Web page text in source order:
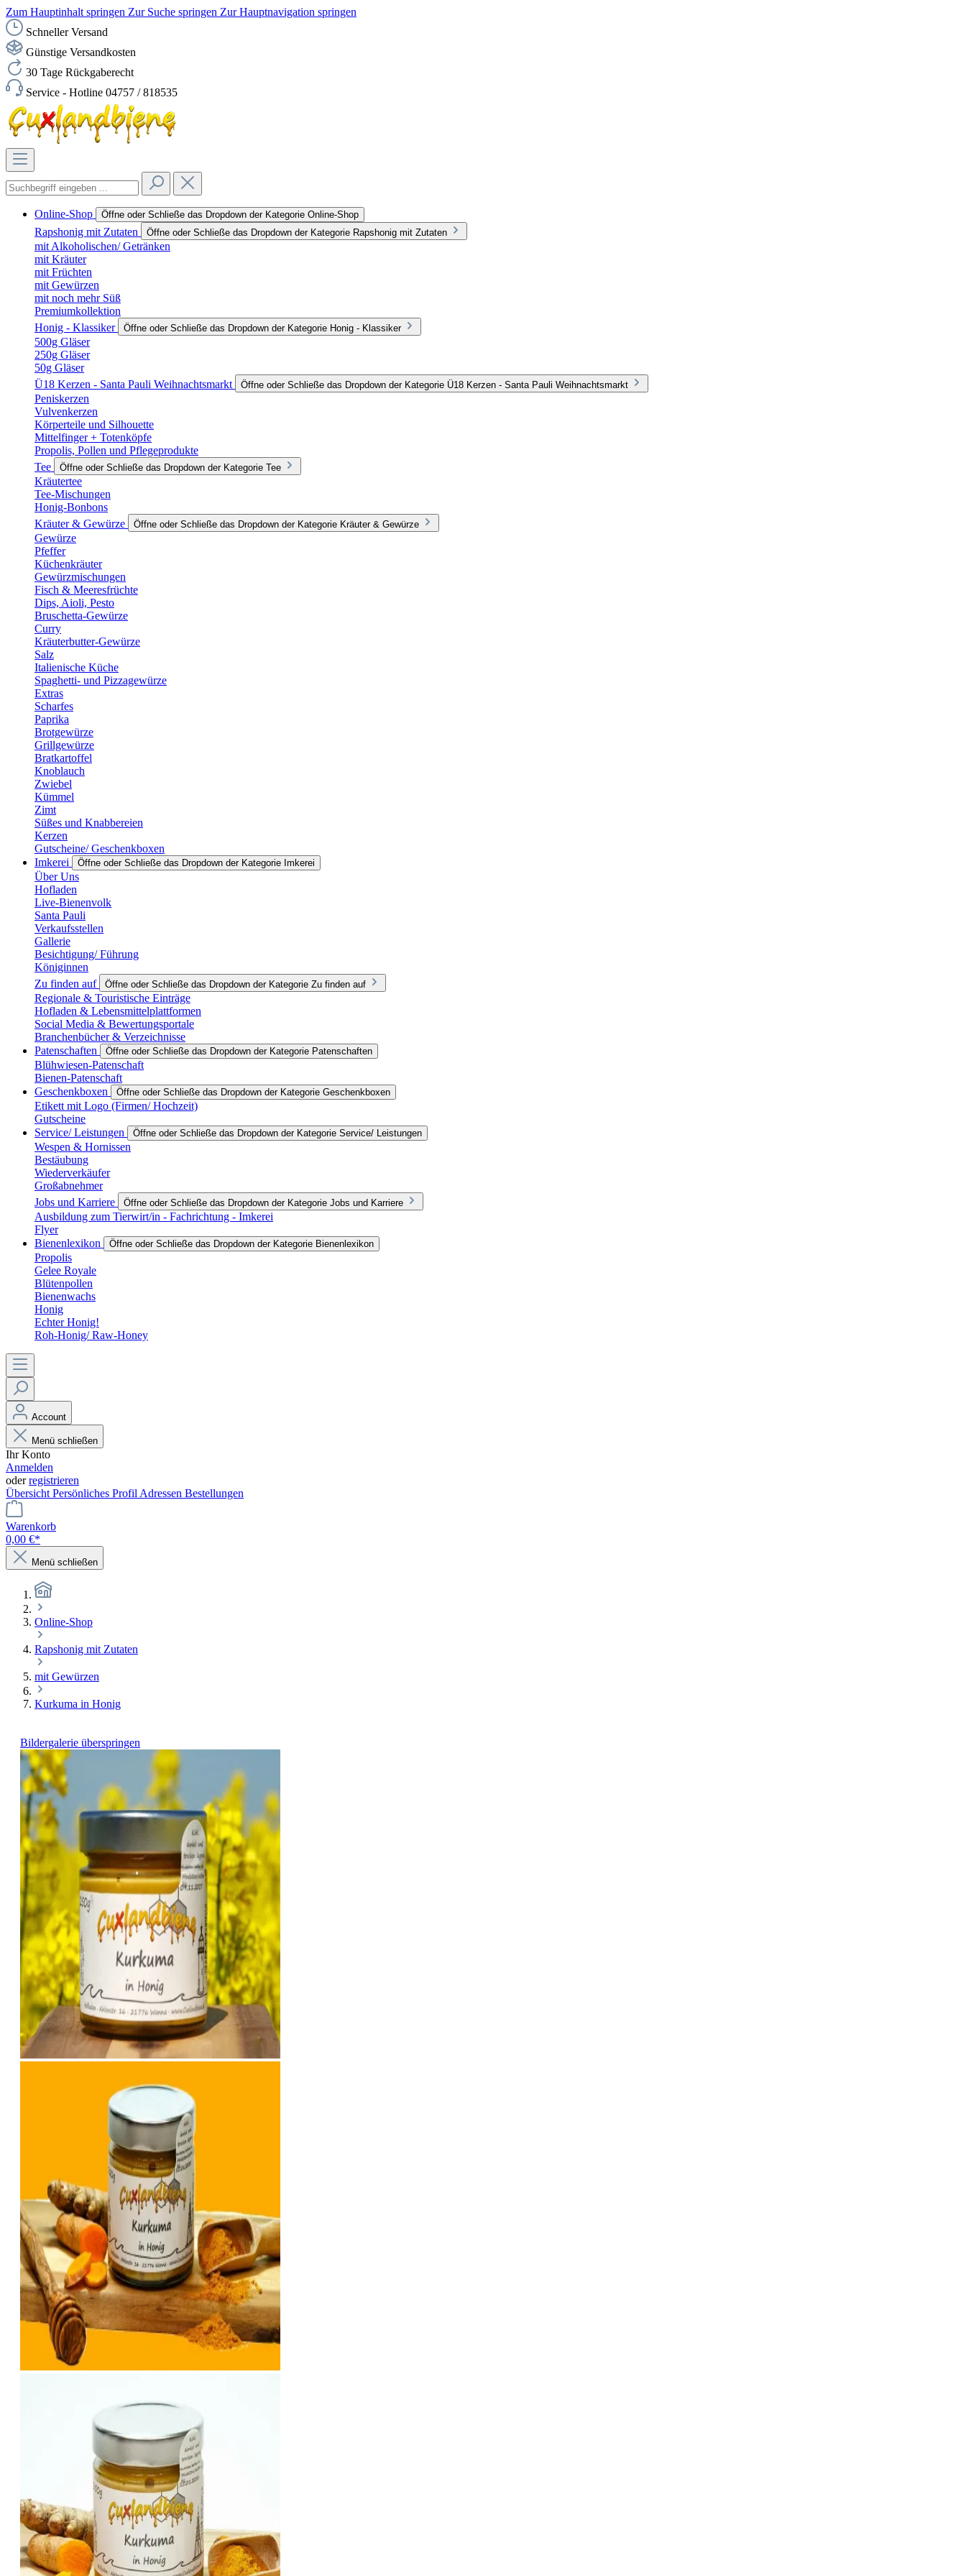
Zum Hauptinhalt springen Zur Suche springen Zur Hauptnavigation springen
Schneller Versand
Günstige Versandkosten
30 Tage Rückgaberecht
Service - Hotline 04757 / 818535
Online-Shop Öffne oder Schließe das Dropdown der Kategorie Online-Shop
Rapshonig mit Zutaten Öffne oder Schließe das Dropdown der Kategorie Rapshonig mit Zutaten
mit Alkoholischen/ Getränken
mit Kräuter
mit Früchten
mit Gewürzen
mit noch mehr Süß
Premiumkollektion
Honig - Klassiker
Öffne oder Schließe das Dropdown der Kategorie Honig - Klassiker
500g Gläser
250g Gläser
50g Gläser
Ü18 Kerzen - Santa Pauli Weihnachtsmarkt
Öffne oder Schließe das Dropdown der Kategorie Ü18 Kerzen - Santa Pauli Weihnachtsmarkt
Peniskerzen
Vulvenkerzen
Körperteile und Silhouette
Mittelfinger + Totenköpfe
Propolis, Pollen und Pflegeprodukte
Tee
Öffne oder Schließe das Dropdown der Kategorie Tee
Kräutertee
Tee-Mischungen
Honig-Bonbons
Kräuter & Gewürze
Öffne oder Schließe das Dropdown der Kategorie Kräuter & Gewürze
Gewürze
Pfeffer
Küchenkräuter
Gewürzmischungen
Fisch & Meeresfrüchte
Dips, Aioli, Pesto
Bruschetta-Gewürze
Curry
Kräuterbutter-Gewürze
Salz
Italienische Küche
Spaghetti- und Pizzagewürze
Extras
Scharfes
Paprika
Brotgewürze
Grillgewürze
Bratkartoffel
Knoblauch
Zwiebel
Kümmel
Zimt
Süßes und Knabbereien
Kerzen
Gutscheine/ Geschenkboxen
Imkerei
Öffne oder Schließe das Dropdown der Kategorie Imkerei
Über Uns
Hofladen
Live-Bienenvolk
Santa Pauli
Verkaufsstellen
Gallerie
Besichtigung/ Führung
Königinnen
Zu finden auf
Öffne oder Schließe das Dropdown der Kategorie Zu finden auf
Regionale & Touristische Einträge
Hofladen & Lebensmittelplattformen
Social Media & Bewertungsportale
Branchenbücher & Verzeichnisse
Patenschaften
Öffne oder Schließe das Dropdown der Kategorie Patenschaften
Blühwiesen-Patenschaft
Bienen-Patenschaft
Geschenkboxen
Öffne oder Schließe das Dropdown der Kategorie Geschenkboxen
Etikett mit Logo (Firmen/ Hochzeit)
Gutscheine
Service/ Leistungen
Öffne oder Schließe das Dropdown der Kategorie Service/ Leistungen
Wespen & Hornissen
Bestäubung
Wiederverkäufer
Großabnehmer
Jobs und Karriere
Öffne oder Schließe das Dropdown der Kategorie Jobs und Karriere
Ausbildung zum Tierwirt/in - Fachrichtung - Imkerei
Flyer
Bienenlexikon
Öffne oder Schließe das Dropdown der Kategorie Bienenlexikon
Propolis
Gelee Royale
Blütenpollen
Bienenwachs
Honig
Echter Honig!
Roh-Honig/ Raw-Honey
Account
Menü schließen
Ihr Konto
Anmelden
oderregistrieren
Übersicht Persönliches Profil Adressen Bestellungen
Warenkorb
0,00 €*
Menü schließen
Online-Shop
Rapshonig mit Zutaten
mit Gewürzen
Kurkuma in Honig
Bildergalerie überspringen